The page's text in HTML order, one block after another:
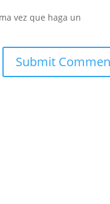
vez que haga un